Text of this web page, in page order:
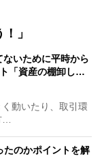
」
ないために平時から
「資産の棚卸し…
動いたり、取引環
たのかポイントを解